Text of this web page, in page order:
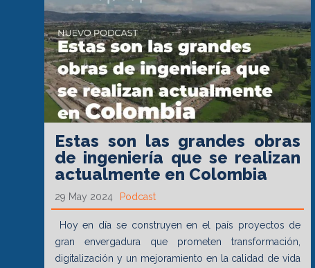
Estas son las grandes obras
de ingeniería que se realizan
actualmente en Colombia
29 May 2024 Podcast
Hoy en día se construyen en el país proyectos de
gran envergadura que prometen transformación,
digitalización y un mejoramiento en la calidad de vida